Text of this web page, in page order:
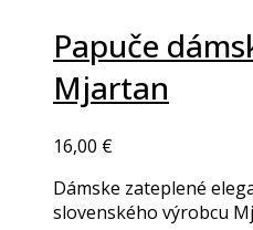
variants.
The
options
may
chosen
on
the
product
has
multiple
variants.
options
may
be
Papuče
Mjartan
16,00 €
Dámske zateplené
slovenského výrobcu